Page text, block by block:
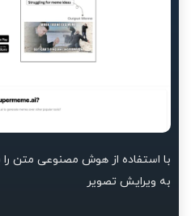
با استفاده از هوش مصنوعی متن را
به ویرایش تصویر